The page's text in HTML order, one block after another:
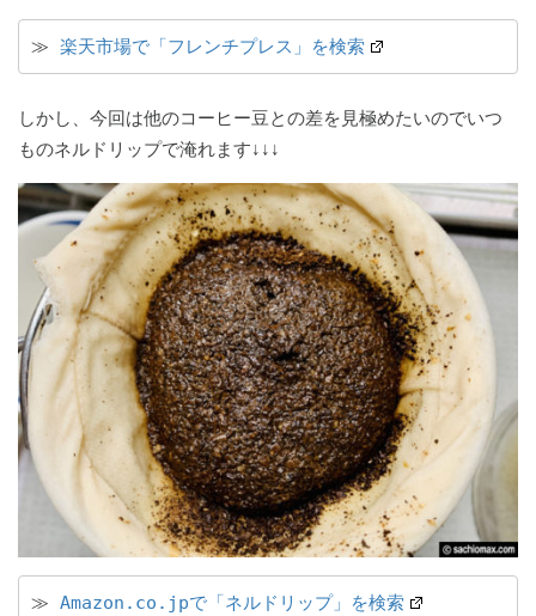
≫ 楽天市場で「フレンチプレス」を検索
しかし、今回は他のコーヒー豆との差を見極めたいのでいつ
ものネルドリップで淹れます↓↓↓
≫ Amazon.co.jpで「ネルドリップ」を検索